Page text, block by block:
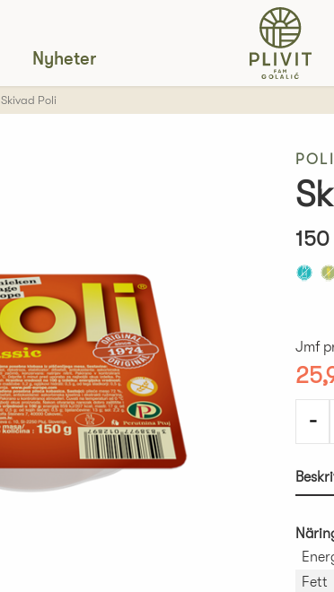
Nyheter
Skivad Poli
POLI
Jmf
−
Fett